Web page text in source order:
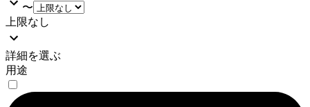
〜
上限なし
詳細を選ぶ
用途